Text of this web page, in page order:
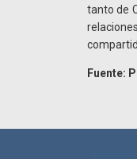
tanto de
Fuente: